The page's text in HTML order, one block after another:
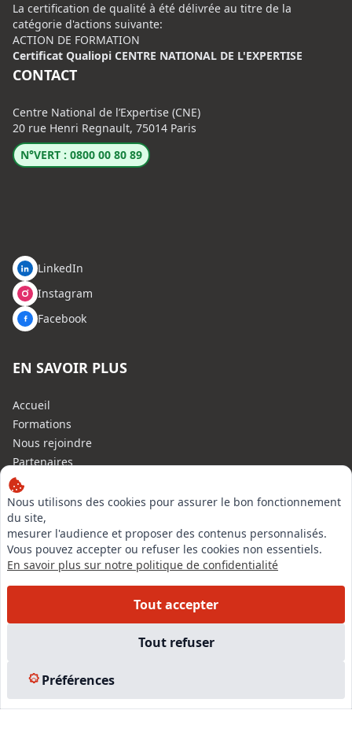
Nous utilisons des cookies pour assurer le bon fonctionnement
du site,
mesurer l'audience et proposer des contenus personnalisés.
Vous pouvez accepter ou refuser les cookies non essentiels.
En savoir plus sur notre politique de confidentialité
Tout accepter
Tout refuser
Préférences
La certification de qualité à été délivrée au titre de la
catégorie d'actions suivante:
ACTION DE FORMATION
Certificat Qualiopi CENTRE NATIONAL DE L'EXPERTISE
CONTACT
Centre National de l’Expertise (CNE)
20 rue Henri Regnault, 75014 Paris
N°VERT : 0800 00 80 89
LinkedIn
Instagram
Facebook
EN SAVOIR PLUS
Accueil
Formations
Nous rejoindre
Partenaires
Autres missions
Le C.N.E.
Membre IVSC
Logiciel
L’Expert
Tarifs
Experts Immobiliers par régions
Plan du site
© 2026 l-expertise CNE - Centre National de l’Expertise. Tous